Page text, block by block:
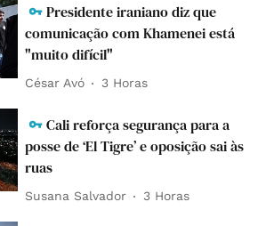
Presidente iraniano diz que
comunicação com Khamenei está
"muito difícil"
César Avó 3 Horas
Cali reforça segurança para a
posse de ‘El Tigre’ e oposição sai às
ruas
Susana Salvador 3 Horas